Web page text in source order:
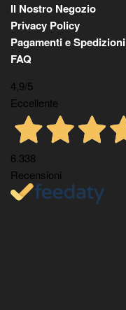
Il Nostro Negozio
Privacy Policy
Pagamenti e Spedizioni
FAQ
4,9/5
Eccellente
6.338
Recensioni